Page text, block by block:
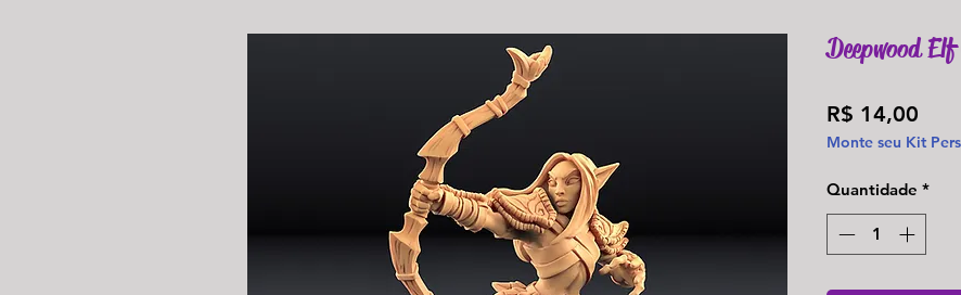
Deepwood
R$ 14,00
Monte seu Kit
Quantidade *